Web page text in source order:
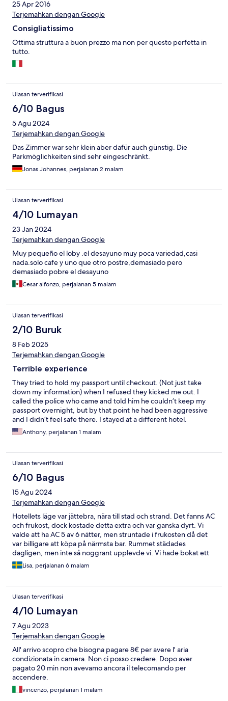
25 Apr 2016
Terjemahkan dengan Google
Consigliatissimo
Ottima struttura a buon prezzo ma non per questo perfetta in
tutto.
Ulasan terverifikasi
6/10 Bagus
5 Agu 2024
Terjemahkan dengan Google
Das Zimmer war sehr klein aber dafür auch günstig. Die
Parkmöglichkeiten sind sehr eingeschränkt.
Jonas Johannes, perjalanan 2 malam
Ulasan terverifikasi
4/10 Lumayan
23 Jan 2024
Terjemahkan dengan Google
Muy pequeño el loby .el desayuno muy poca variedad,casi
nada.solo cafe y uno que otro postre,demasiado pero
demasiado pobre el desayuno
Cesar alfonzo, perjalanan 5 malam
Ulasan terverifikasi
2/10 Buruk
8 Feb 2025
Terjemahkan dengan Google
Terrible experience
They tried to hold my passport until checkout. (Not just take
down my information) when I refused they kicked me out. I
called the police who came and told him he couldn’t keep my
passport overnight, but by that point he had been aggressive
and I didn’t feel safe there. I stayed at a different hotel.
Anthony, perjalanan 1 malam
Ulasan terverifikasi
6/10 Bagus
15 Agu 2024
Terjemahkan dengan Google
Hotellets läge var jättebra, nära till stad och strand. Det fanns AC
och frukost, dock kostade detta extra och var ganska dyrt. Vi
valde att ha AC 5 av 6 nätter, men struntade i frukosten då det
var billigare att köpa på närmsta bar. Rummet städades
dagligen, men inte så noggrant upplevde vi. Vi hade bokat ett
economy rum och väntade oss inget flådigt, men vi hade nog
aldrig kunnat vänta oss en så otroligt hård säng som vi hade.
med en bättre säng, men fick då veta att alla sängar i alla rum var
likadana. Men utöver det var hotellet vad vi väntat oss och
funderade bra att bo i för ett par dagar! Personalen var trevlig
och hjälpsam.
Lisa, perjalanan 6 malam
Ulasan terverifikasi
4/10 Lumayan
7 Agu 2023
Terjemahkan dengan Google
All' arrivo scopro che bisogna pagare 8€ per avere l' aria
condizionata in camera. Non ci posso credere. Dopo aver
pagato 20 min non avevamo ancora il telecomando per
accendere.
vincenzo, perjalanan 1 malam